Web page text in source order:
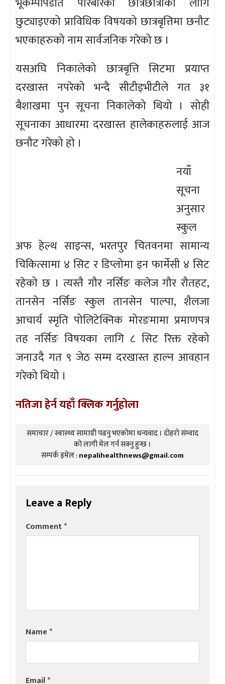
छुट्याइएको प्राविधिक विषयको छात्रबृत्तिमा छनौट
भएकाहरुको नाम सार्वजनिक गरेको छ ।
यसअघि निकालेको छात्रबृत्ति सिटमा प्रयाप्त
दरखास्त नपरेको भन्दै सीटीइभीटीले गत ३१
बैशाखमा पुन सूचना निकालेको थियो । सोही
सूचनाका आधारमा दरखास्त हालेकाहरुलाई आज
छनौट गरेको हो ।
नयाँ
सूचना
अनुसार
स्कुल
अफ हेल्थ साइन्स, भरतपुर चितवनमा सामान्य
चिकित्सामा ४ सिट र डिप्लोमा इन फार्मेसी ४ सिट
रहेको छ । त्यस्तै गौर नर्सिङ कलेज गौर रौतहट,
तानसेन नर्सिङ स्कुल तानसेन पाल्पा, शैलजा
आचार्य स्मृति पोलिटेक्निक मोरङमामा प्रमाणपत्र
तह नर्सिङ विषयका लागि ८ सिट रिक्त रहेको
जनाउदै गत ९ जेठ सम्म दरखास्त हाल्न आवहान
गरेको थियो ।
नतिजा हेर्न यहाँ क्लिक गर्नुहोला
समाचार / स्वास्थ्य सामाग्री पढनु भएकोमा धन्यवाद । दोहरो संम्वाद
को लागी मेल गर्न सक्नु हुन्छ ।
सम्पर्क इमेल :nepalihealthnews@gmail.com
Leave a Reply
Comment*
Name*
Email*